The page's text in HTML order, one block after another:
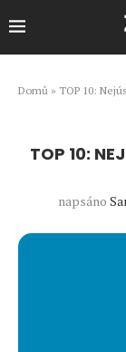
Domů » TOP 10:
TOP 10:
napsáno